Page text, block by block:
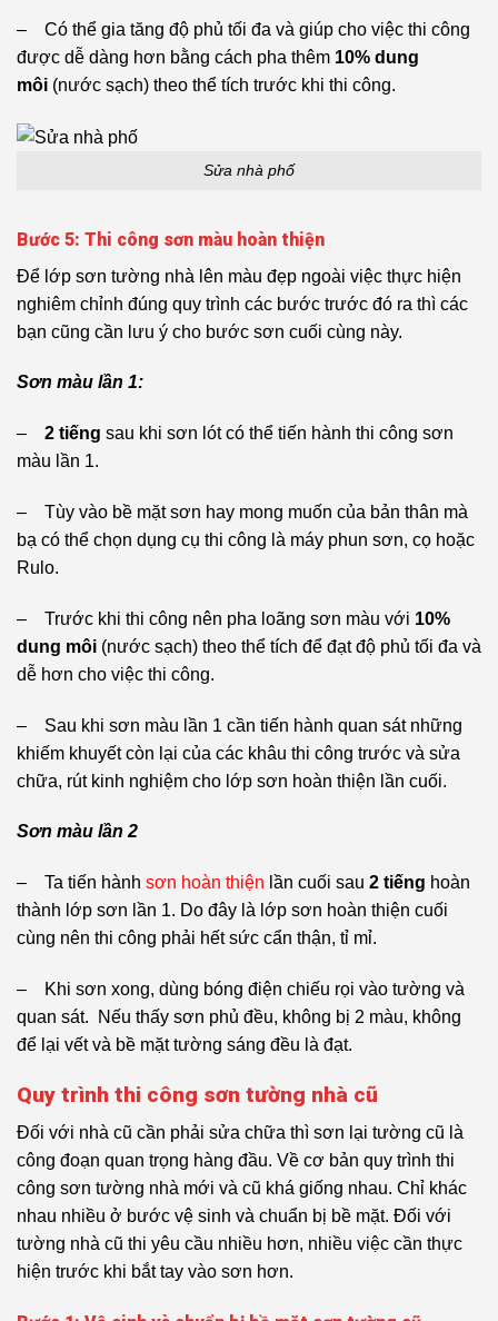
– Có thể gia tăng độ phủ tối đa và giúp cho việc thi công
được dễ dàng hơn bằng cách pha thêm 10% dung
môi (nước sạch) theo thể tích trước khi thi công.
Sửa nhà phố
Bước 5: Thi công sơn màu hoàn thiện
Để lớp sơn tường nhà lên màu đẹp ngoài việc thực hiện
nghiêm chỉnh đúng quy trình các bước trước đó ra thì các
bạn cũng cần lưu ý cho bước sơn cuối cùng này.
Sơn màu lần 1:
– 2 tiếng sau khi sơn lót có thể tiến hành thi công sơn
màu lần 1.
– Tùy vào bề mặt sơn hay mong muốn của bản thân mà
bạ có thể chọn dụng cụ thi công là máy phun sơn, cọ hoặc
Rulo.
– Trước khi thi công nên pha loãng sơn màu với 10%
dung môi (nước sạch) theo thể tích để đạt độ phủ tối đa và
dễ hơn cho việc thi công.
– Sau khi sơn màu lần 1 cần tiến hành quan sát những
khiếm khuyết còn lại của các khâu thi công trước và sửa
chữa, rút kinh nghiệm cho lớp sơn hoàn thiện lần cuối.
Sơn màu lần 2
– Ta tiến hành sơn hoàn thiện lần cuối sau 2 tiếng hoàn
thành lớp sơn lần 1. Do đây là lớp sơn hoàn thiện cuối
cùng nên thi công phải hết sức cẩn thận, tỉ mỉ.
– Khi sơn xong, dùng bóng điện chiếu rọi vào tường và
quan sát. Nếu thấy sơn phủ đều, không bị 2 màu, không
để lại vết và bề mặt tường sáng đều là đạt.
Quy trình thi công sơn tường nhà cũ
Đối với nhà cũ cần phải sửa chữa thì sơn lại tường cũ là
công đoạn quan trọng hàng đầu. Về cơ bản quy trình thi
công sơn tường nhà mới và cũ khá giống nhau. Chỉ khác
nhau nhiều ở bước vệ sinh và chuẩn bị bề mặt. Đối với
tường nhà cũ thi yêu cầu nhiều hơn, nhiều việc cần thực
hiện trước khi bắt tay vào sơn hơn.